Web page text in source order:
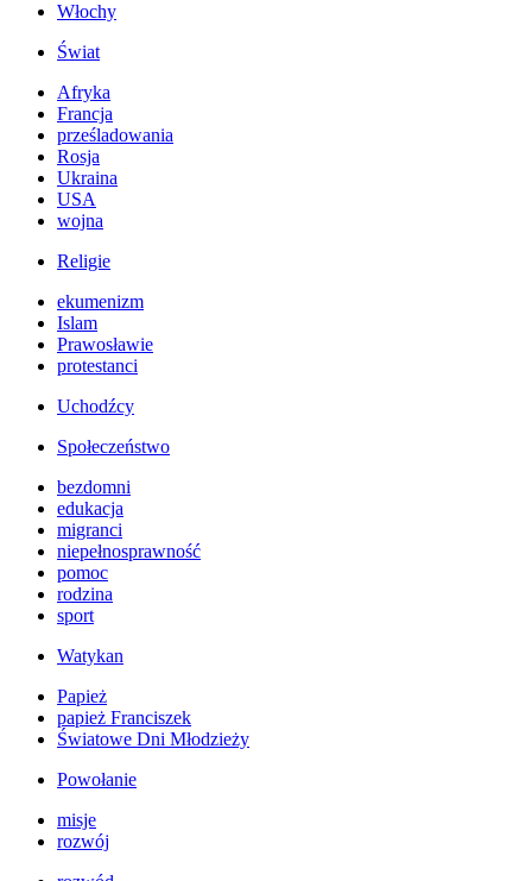
Włochy
Świat
Afryka
Francja
prześladowania
Rosja
Ukraina
USA
wojna
Religie
ekumenizm
Islam
Prawosławie
protestanci
Uchodźcy
Społeczeństwo
bezdomni
edukacja
migranci
niepełnosprawność
pomoc
rodzina
sport
Watykan
Papież
papież Franciszek
Światowe Dni Młodzieży
Powołanie
misje
rozwój